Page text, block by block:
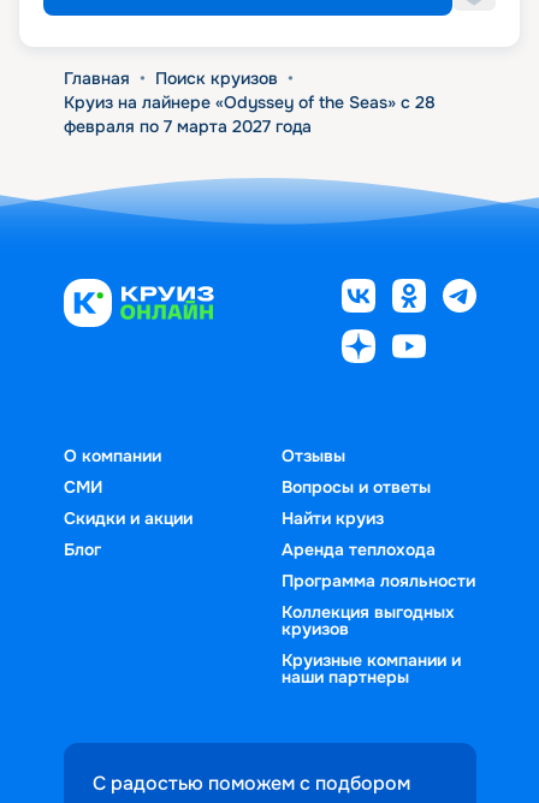
Главная • Поиск круизов •
Круиз на лайнере «Odyssey of the Seas» с 28
февраля по 7 марта 2027 года
О компании
СМИ
Скидки и акции
Блог
Отзывы
Вопросы и ответы
Найти круиз
Аренда теплохода
Программа лояльности
Коллекция выгодных
круизов
Круизные компании и
наши партнеры
С радостью поможем с подбором